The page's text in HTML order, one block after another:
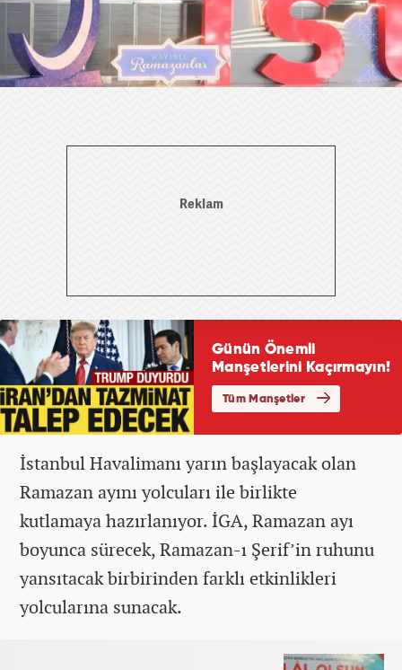
İstanbul Havalimanı yarın başlayacak olan
Ramazan ayını yolcuları ile birlikte
kutlamaya hazırlanıyor. İGA, Ramazan ayı
boyunca sürecek, Ramazan-ı Şerif’in ruhunu
yansıtacak birbirinden farklı etkinlikleri
yolcularına sunacak.